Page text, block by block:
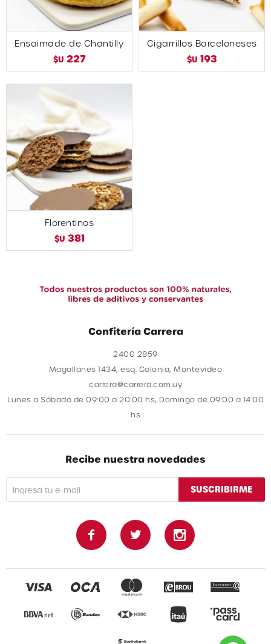
Ensaimade de Chantilly
$U 227
Cigarrillos Barceloneses
$U 193
Florentinos
$U 381
Confitería Carrera
2400 2859
Magallanes 1434, esq. Colonia, Montevideo
carrera@carrera.com.uy
Lunes a Sábado de 09:00 a 20:00 hs, Domingo de 09:00 a 14:00
hs
Recibe nuestra novedades
SUSCRIBIRME
  